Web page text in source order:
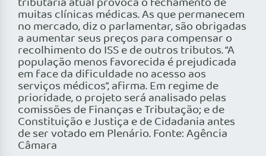
muitas clínicas médicas. As que permanecem
no mercado, diz o parlamentar, são obrigadas
a aumentar seus preços para compensar o
recolhimento do ISS e de outros tributos. “A
população menos favorecida é prejudicada
em face da dificuldade no acesso aos
serviços médicos”, afirma. Em regime de
prioridade, o projeto será analisado pelas
comissões de Finanças e Tributação; e de
Constituição e Justiça e de Cidadania antes
de ser votado em Plenário. Fonte: Agência
Câmara